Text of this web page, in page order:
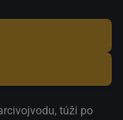
túži po